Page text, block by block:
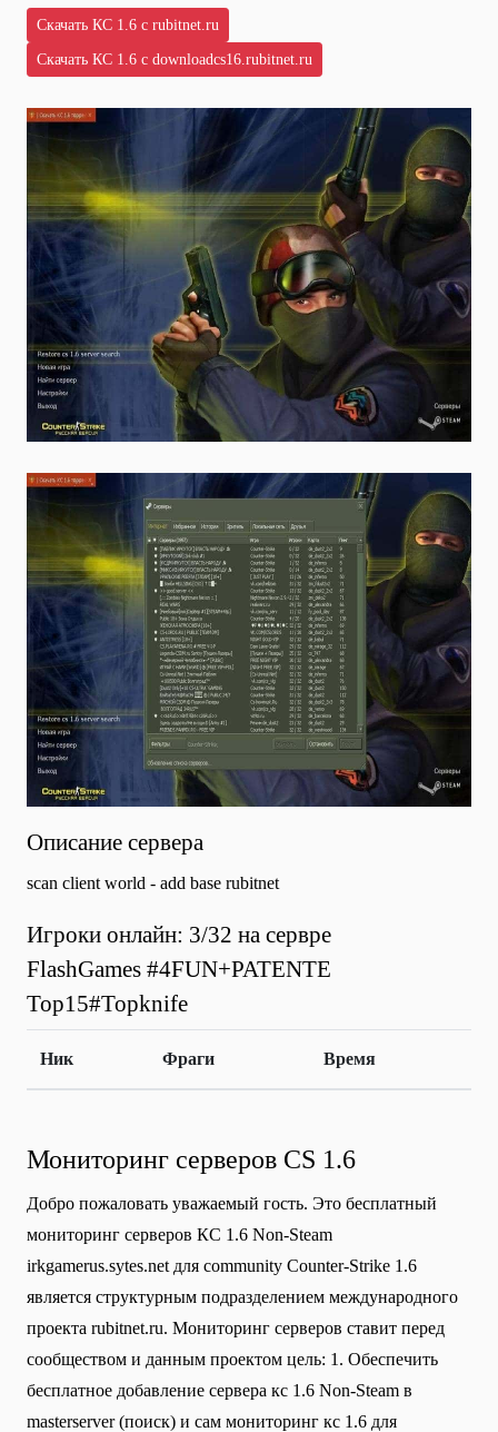
Скачать КС 1.6 с rubitnet.ru
Скачать КС 1.6 с downloadcs16.rubitnet.ru
Описание сервера
scan client world - add base rubitnet
Игроки онлайн: 3/32 на сервре
FlashGames #4FUN+PATENTE
Top15#Topknife
Ник Фраги Время
Мониторинг серверов CS 1.6
Добро пожаловать уважаемый гость. Это бесплатный
мониторинг серверов КС 1.6 Non-Steam
irkgamerus.sytes.net для community Сounter-Strike 1.6
является структурным подразделением международного
проекта rubitnet.ru. Мониторинг серверов ставит перед
сообществом и данным проектом цель: 1. Обеспечить
бесплатное добавление сервера кс 1.6 Non-Steam в
masterserver (поиск) и сам мониторинг кс 1.6 для